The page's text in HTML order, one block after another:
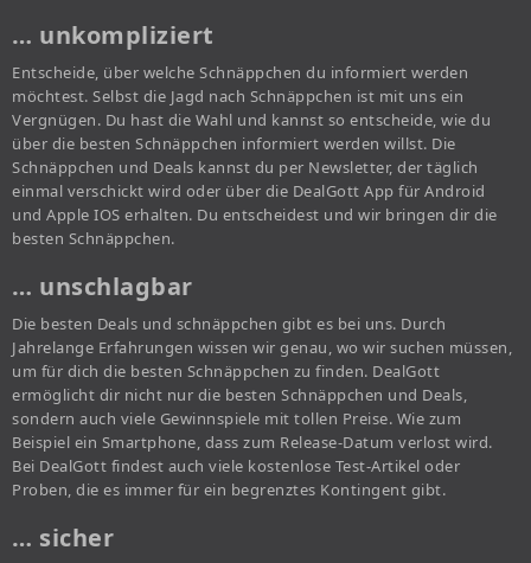
… unkompliziert
Entscheide, über welche Schnäppchen du informiert werden
möchtest. Selbst die Jagd nach Schnäppchen ist mit uns ein
Vergnügen. Du hast die Wahl und kannst so entscheide, wie du
über die besten Schnäppchen informiert werden willst. Die
Schnäppchen und Deals kannst du per Newsletter, der täglich
einmal verschickt wird oder über die DealGott App für Android
und Apple IOS erhalten. Du entscheidest und wir bringen dir die
besten Schnäppchen.
… unschlagbar
Die besten Deals und schnäppchen gibt es bei uns. Durch
Jahrelange Erfahrungen wissen wir genau, wo wir suchen müssen,
um für dich die besten Schnäppchen zu finden. DealGott
ermöglicht dir nicht nur die besten Schnäppchen und Deals,
sondern auch viele Gewinnspiele mit tollen Preise. Wie zum
Beispiel ein Smartphone, dass zum Release-Datum verlost wird.
Bei DealGott findest auch viele kostenlose Test-Artikel oder
Proben, die es immer für ein begrenztes Kontingent gibt.
… sicher